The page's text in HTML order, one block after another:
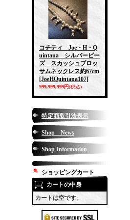
コチティ Joe・H・Q
uintana シルバービー
ズ スカッシュブロッ
サムネックレス約67cm
[JoeHQuintana107]
999,999,999円(税込)
特定商取引法表示
Shop News
Shop Information
ショッピングカート
カートの中身
カートは空です。